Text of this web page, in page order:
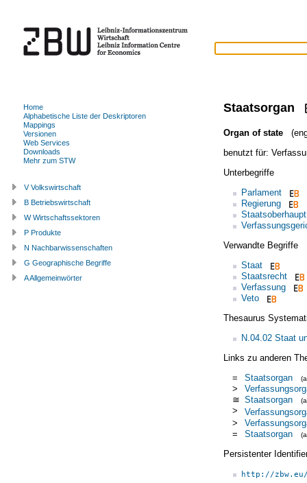
Staatsorgan
Organ of state
benutzt für:
Unterbegriffe
Parlament
Regierung
Staatsoberhaupt
Verwandte Begriffe
Staat
Staatsrecht
Verfassung
Veto
Thesaurus
N.04.02 Staat
Links zu anderen
=
Staatsorgan
>
≅ Staatsorgan
>
>
=
Staatsorgan
Persistenter
http://
Home
Alphabetische Liste der Deskriptoren
Mappings
Versionen
Web Services
Downloads
Mehr zum STW
V Volkswirtschaft
B Betriebswirtschaft
W Wirtschaftssektoren
P Produkte
N Nachbarwissenschaften
G Geographische Begriffe
A Allgemeinwörter